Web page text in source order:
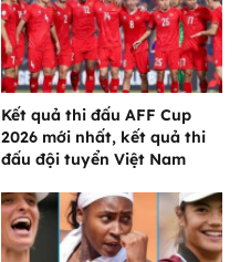
Kết quả thi đấu AFF Cup
2026 mới nhất, kết quả thi
đấu đội tuyển Việt Nam